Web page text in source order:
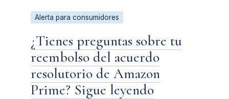
Alerta para consumidores
¿Tienes preguntas sobre tu
reembolso del acuerdo
resolutorio de Amazon
Prime? Sigue leyendo